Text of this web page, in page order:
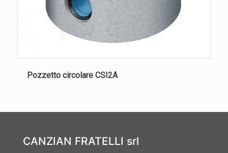
Pozzetto circolare CSI2A
CANZIAN FRATELLI srl